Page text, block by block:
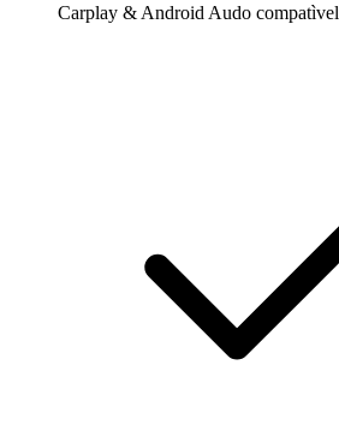
Carplay & Android Audo compatìvel